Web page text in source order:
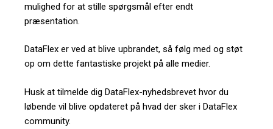
mulighed for at stille spørgsmål efter endt
præsentation.
DataFlex er ved at blive upbrandet, så følg med og støt
op om dette fantastiske projekt på alle medier.
Husk at tilmelde dig DataFlex-nyhedsbrevet hvor du
løbende vil blive opdateret på hvad der sker i DataFlex
community.